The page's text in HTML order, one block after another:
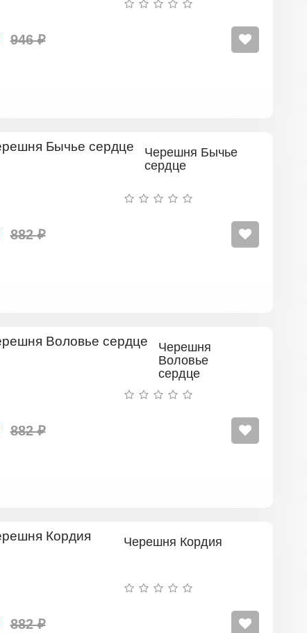
946 ₽
Черешня Бычье
сердце
882 ₽
Черешня
Воловье
сердце
882 ₽
Черешня Кордия
882 ₽